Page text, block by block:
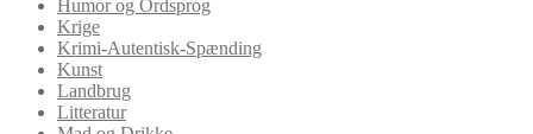
Humor og Ordsprog
Krige
Krimi-Autentisk-Spænding
Kunst
Landbrug
Litteratur